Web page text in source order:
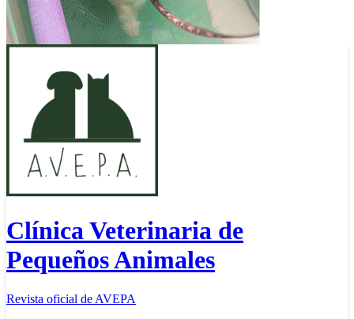
Clínica Veterinaria de
Pequeños Animales
Revista oficial de AVEPA